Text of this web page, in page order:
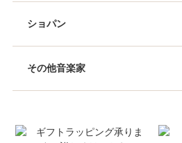
ショパン
その他音楽家